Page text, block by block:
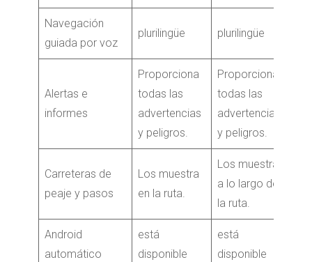
Navegación
guiada por voz
plurilingüe plurilingüe
Alertas e
informes
Proporciona
todas las
advertencias
y peligros.
Proporciona
todas las
advertencias
y peligros.
Carreteras de
peaje y pasos
Los muestra
en la ruta.
Los muestra
a lo largo de
la ruta.
Android
automático
está
disponible
está
disponible